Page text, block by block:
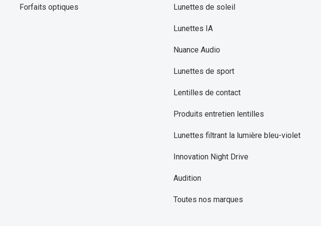
Forfaits optiques Lunettes de soleil
Lunettes IA
Nuance Audio
Lunettes de sport
Lentilles de contact
Produits entretien lentilles
Lunettes filtrant la lumière bleu-violet
Innovation Night Drive
Audition
Toutes nos marques